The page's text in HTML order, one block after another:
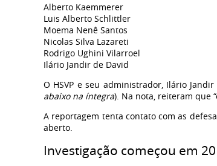
Alberto Kaemmerer
Luis Alberto Schlittler
Moema Nenê Santos
Nicolas Silva Lazareti
Rodrigo Ughini Vilarroel
Ilário Jandir de David
O HSVP e seu administrador, Ilário
abaixo na íntegra). Na nota, reiteram que
A reportagem tenta contato com as
aberto.
Investigação começou em